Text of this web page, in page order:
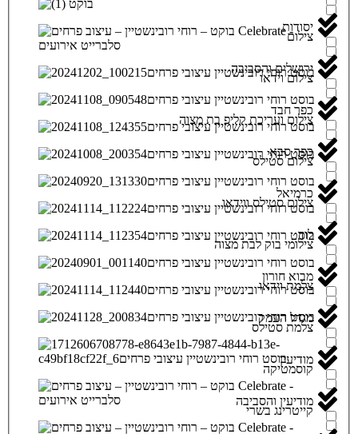
צילום
צילום וידאו
צילום ועריכת קליפ בת מצוה
צילום סטילס
צילום סטילס ווידאו
צילומי בוק לבת מצוה
צלמת וידאו
צלמת סטילס
קוסמטיקה
קייטרינג בשרי
יסודות
ירושלים והסביבה
כפר חבד
כפר סבא
כרמיאל
לוד
מבוא חורון
מגדל העמק
מודיעין
מודיעין והסביבה